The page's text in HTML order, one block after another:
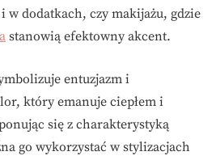
w dodatkach, czy makijażu, gdzie
stanowią efektowny akcent.
entuzjazm i
który emanuje ciepłem i
się z charakterystyką
go wykorzystać w stylizacjach